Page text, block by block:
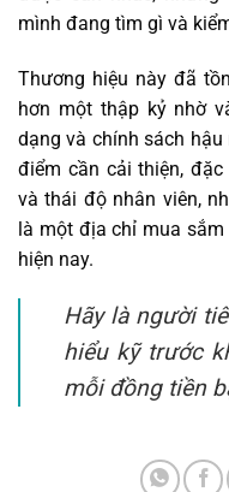
mình đang tìm gì và
Thương hiệu này đã
hơn một thập kỷ nhờ
dạng và chính sách
điểm cần cải thiện,
và thái độ nhân viên,
là một địa chỉ mua
hiện nay.
Hãy là người
hiểu kỹ trước
mỗi đồng tiền